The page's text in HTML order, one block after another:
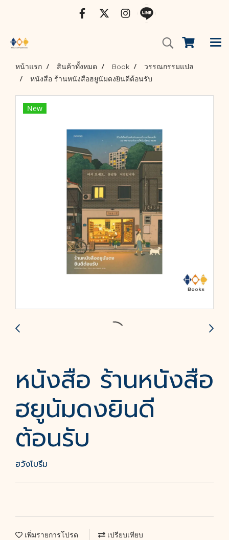
หน้าแรก สินค้าทั้งหมด Book
วรรณกรรมแปล
หนังสือ ร้านหนังสือฮยูนัมดงยินดีต้อนรับ
New
หนังสือ ร้านหนังสือ
ฮยูนัมดงยินดี
ต้อนรับ
ฮวังโบรึม
เพิ่มรายการโปรด เปรียบเทียบ